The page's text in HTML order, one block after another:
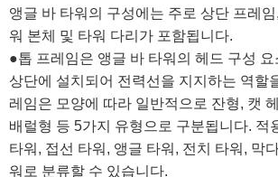
앵글 바 타워의 구성에는 주로 상단 프레
워 본체 및 타워 다리가 포함됩니다.
●톱 프레임은 앵글 바 타워의 헤드 구성 요
상단에 설치되어 전력선을 지지하는 역할
레임은 모양에 따라 일반적으로 잔형, 캣
배럴형 등 5가지 유형으로 구분됩니다. 적
타워, 접선 타워, 앵글 타워, 전치 타워, 막
워로 분류할 수 있습니다.